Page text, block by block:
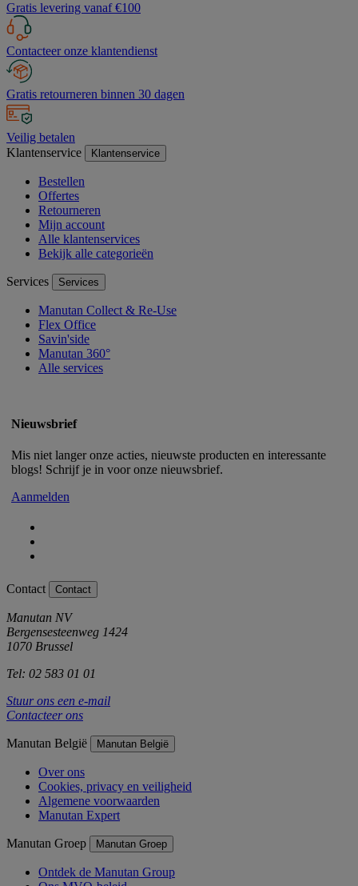
Gratis levering vanaf €100
Contacteer onze klantendienst
Gratis retourneren binnen 30 dagen
Veilig betalen
Klantenservice
Klantenservice
Bestellen
Offertes
Retourneren
Mijn account
Alle klantenservices
Bekijk alle categorieën
Services Services
Manutan Collect & Re-Use
Flex Office
Savin'side
Manutan 360°
Alle services
Nieuwsbrief
Mis niet langer onze acties, nieuwste producten en interessante
blogs! Schrijf je in voor onze nieuwsbrief.
Aanmelden
Contact Contact
Manutan NV
Bergensesteenweg 1424
1070 Brussel
Tel: 02 583 01 01
Stuur ons een e-mail
Contacteer ons
Manutan België Manutan België
Over ons
Cookies, privacy en veiligheid
Algemene voorwaarden
Manutan Expert
Manutan Groep Manutan Groep
Ontdek de Manutan Group